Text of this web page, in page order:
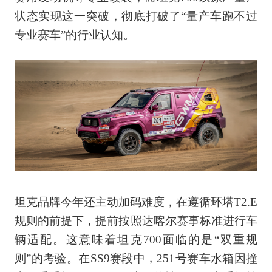
状态实现这一突破，彻底打破了“量产车跑不过
专业赛车”的行业认知。
坦克品牌今年还主动加码难度，在遵循环塔T2.E
规则的前提下，提前按照达喀尔赛事标准进行车
辆适配。这意味着坦克700面临的是“双重规
则”的考验。在SS9赛段中，251号赛车水箱因撞